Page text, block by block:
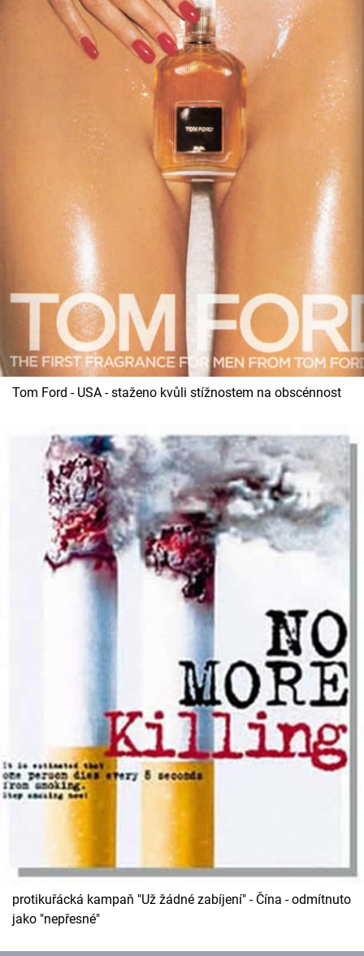
Tom Ford - USA - staženo kvůli stížnostem na obscénnost
protikuřácká kampaň "Už žádné zabíjení" - Čína - odmítnuto
jako "nepřesné"